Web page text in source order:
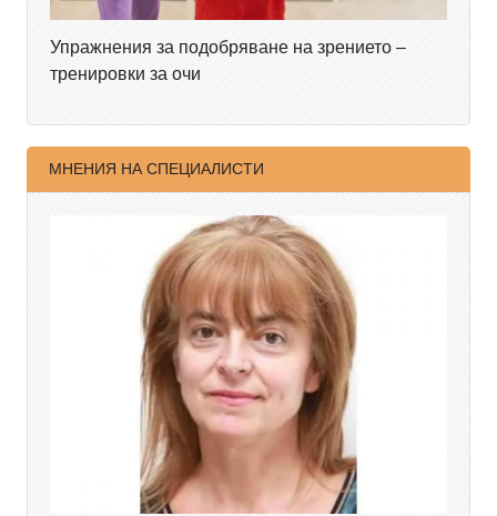
Упражнения за подобряване на зрението –
тренировки за очи
МНЕНИЯ НА СПЕЦИАЛИСТИ